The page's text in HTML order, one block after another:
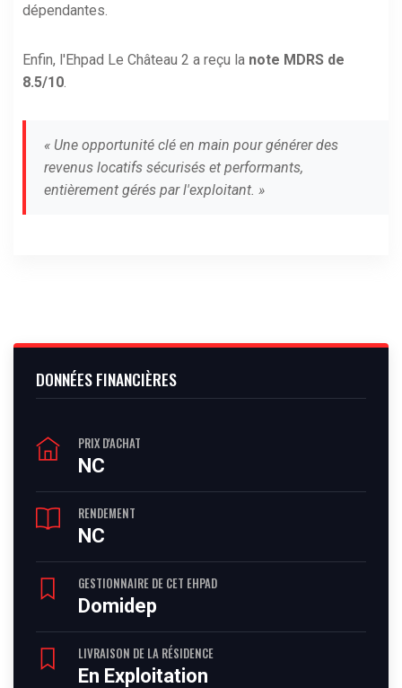
dépendantes.
Enfin, l'Ehpad Le Château 2 a reçu la note MDRS de
8.5/10
« Une opportunité clé en main pour générer des
revenus locatifs sécurisés et performants,
entièrement gérés par l'exploitant. »
DONNÉES FINANCIÈRES
PRIX D'ACHAT
NC
RENDEMENT
NC
GESTIONNAIRE DE CET EHPAD
Domidep
LIVRAISON DE LA RÉSIDENCE
En Exploitation